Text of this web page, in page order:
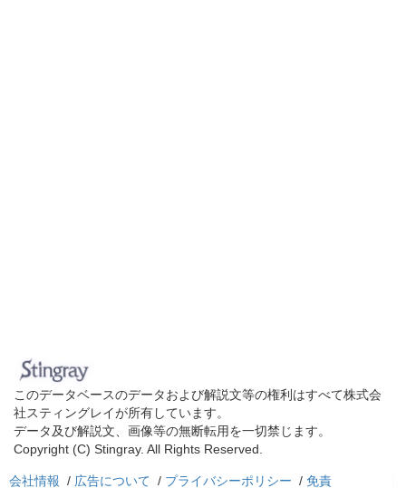
このデータベースのデータおよび解説文等の権利はすべて株式会
社スティングレイが所有しています。
データ及び解説文、画像等の無断転用を一切禁じます。
Copyright (C) Stingray. All Rights Reserved.
会社情報 / 広告について / プライバシーポリシー / 免責